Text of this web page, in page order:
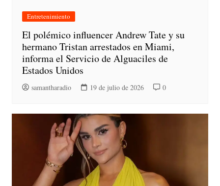
Entretenimiento
El polémico influencer Andrew Tate y su
hermano Tristan arrestados en Miami,
informa el Servicio de Alguaciles de
Estados Unidos
samantharadio 19 de julio de 2026 0